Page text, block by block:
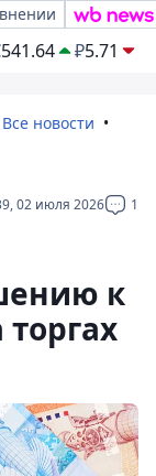
541.64 ₽5.71
Все новости
02 июля 2026 1
к